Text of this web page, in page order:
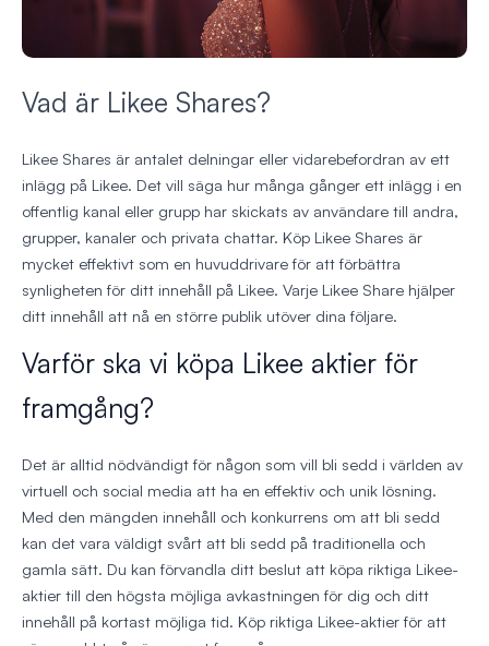
Vad är Likee Shares?
Likee Shares är antalet delningar eller vidarebefordran av ett
inlägg på Likee. Det vill säga hur många gånger ett inlägg i en
offentlig kanal eller grupp har skickats av användare till andra,
grupper, kanaler och privata chattar. Köp Likee Shares är
mycket effektivt som en huvuddrivare för att förbättra
synligheten för ditt innehåll på Likee. Varje Likee Share hjälper
ditt innehåll att nå en större publik utöver dina följare.
Varför ska vi köpa Likee aktier för
framgång?
Det är alltid nödvändigt för någon som vill bli sedd i världen av
virtuell och social media att ha en effektiv och unik lösning.
Med den mängden innehåll och konkurrens om att bli sedd
kan det vara väldigt svårt att bli sedd på traditionella och
gamla sätt. Du kan förvandla ditt beslut att köpa riktiga Likee-
aktier till den högsta möjliga avkastningen för dig och ditt
innehåll på kortast möjliga tid. Köp riktiga Likee-aktier för att